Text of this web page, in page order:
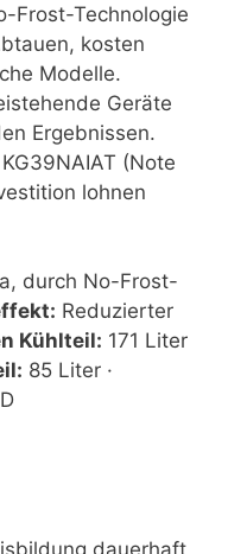
Frost-Technologie
kosten
Modelle.
Geräte
Ergebnissen.
(Note
lohnen
durch No-Frost-
Reduzierter
Kühlteil: 171 Liter
85 Liter ·
dauerhaft